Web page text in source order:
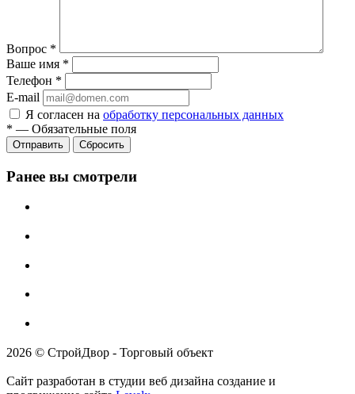
Вопрос *
Ваше имя *
Телефон *
E-mail
Я согласен на обработку персональных данных
* — Обязательные поля
Отправить Сбросить
Ранее вы смотрели
2026 © СтройДвор - Торговый объект
Сайт разработан в студии веб дизайна создание и